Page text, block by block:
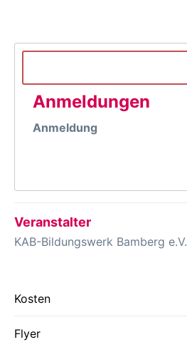
Anmeldungen
Anmeldung
Veranstalter
KAB-Bildungswerk Bamberg e.V.
Kosten
Flyer